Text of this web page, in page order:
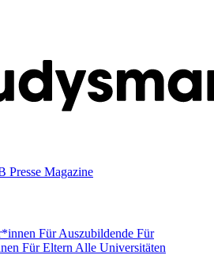
Presse Magazine
Für Auszubildende Für
Für Eltern Alle Universitäten